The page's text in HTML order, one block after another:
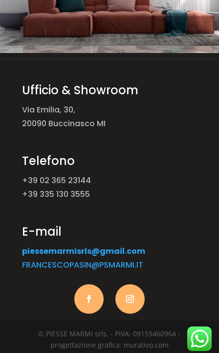
Ufficio & Showroom
Via Emilia, 30,
20090 Buccinasco MI
Telefono
+39 02 365 23144
+39 335 130 3555
E-mail
piessemarmisrls@gmail.com
FRANCESCOPASIN@PSMARMI.IT
© PIESSE MARMI srls. - PIVA: 09159460964 -
progettazione grafica: murativo.com